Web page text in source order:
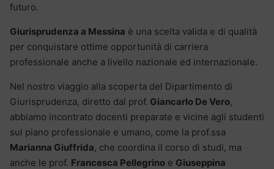
futuro.
Giurisprudenza a Messina è una scelta valida e di qualità
per conquistare ottime opportunità di carriera
professionale anche a livello nazionale ed internazionale.
Nel nostro viaggio alla scoperta del Dipartimento di
Giurisprudenza, diretto dal prof. Giancarlo De Vero,
abbiamo incontrato docenti preparate e vicine agli studenti
sul piano professionale e umano, come la prof.ssa
Marianna Giuffrida, che coordina il corso di studi, ma
anche le prof. Francesca Pellegrino e Giuseppina